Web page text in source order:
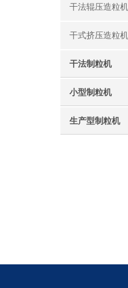
干法辊压造粒机
干式挤压造粒机
干法制粒机
小型制粒机
生产型制粒机